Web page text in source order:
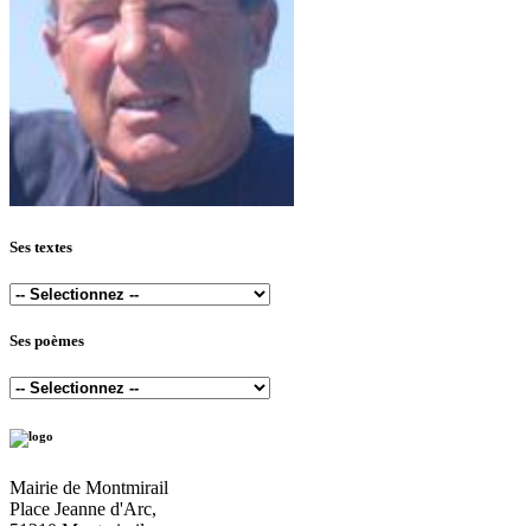
Ses textes
Ses poèmes
Mairie de Montmirail
Place Jeanne d'Arc,